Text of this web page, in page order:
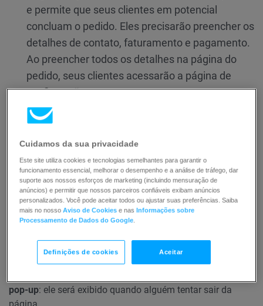
e permite que seus clientes em potencial
concluam o pedido. Eles precisarão preencher os
detalhes de contato, faturamento e pagamento.
Ao preencher todos os detalhes na página do
pedido, seus clientes acessarão a página de
confirmação.
Página de confirmação
pedido com todos os produtos comprados.
Página de inscrição
Você pode criá-lo em funis de construção de lista, webinar
e vendas. É uma landing page onde você pode coletar
leads incentivando-os a se inscreverem na sua lista. Você
inscrição. Você também pode oferecer um brinde para
obter ainda mais inscrições. Esta página tem:•Formulário
pop-up: ele será exibido quando alguém tentar sair da
Cuidamos da sua privacidade
Este site utiliza cookies e tecnologias semelhantes para garantir o
funcionamento essencial, melhorar o desempenho e a análise de tráfego, dar
suporte aos nossos esforços de marketing (incluindo mensuração de
anúncios) e permitir que nossos parceiros confiáveis exibam anúncios
personalizados. Você pode aceitar todos ou ajustar suas preferências. Saiba
mais no nossoAviso de Cookies e nasInformações sobre
Processamento de Dados do Google
Definições de cookies Aceitar